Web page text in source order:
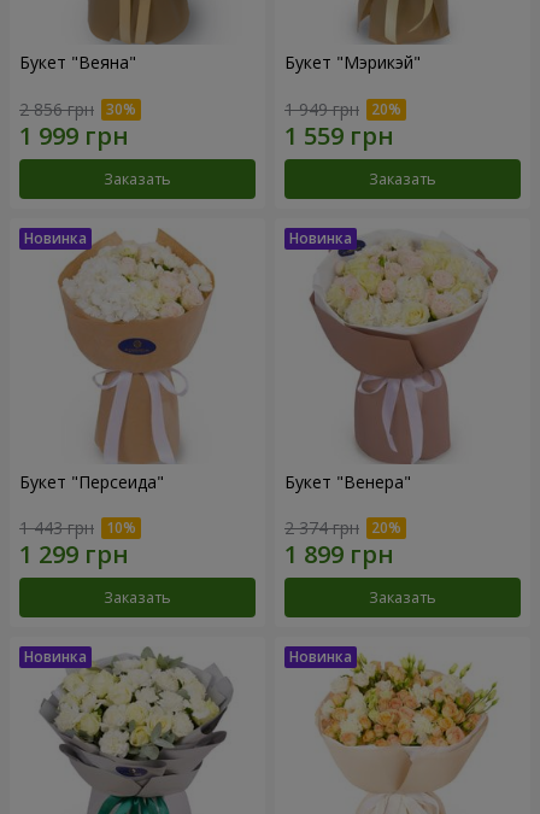
Букет "Веяна"
2 856 грн
Заказать
Букет "Мэрикэй"
1 949 грн
Заказать
Букет "Персеида"
1 443 грн
Заказать
Букет "Венера"
2 374 грн
Заказать